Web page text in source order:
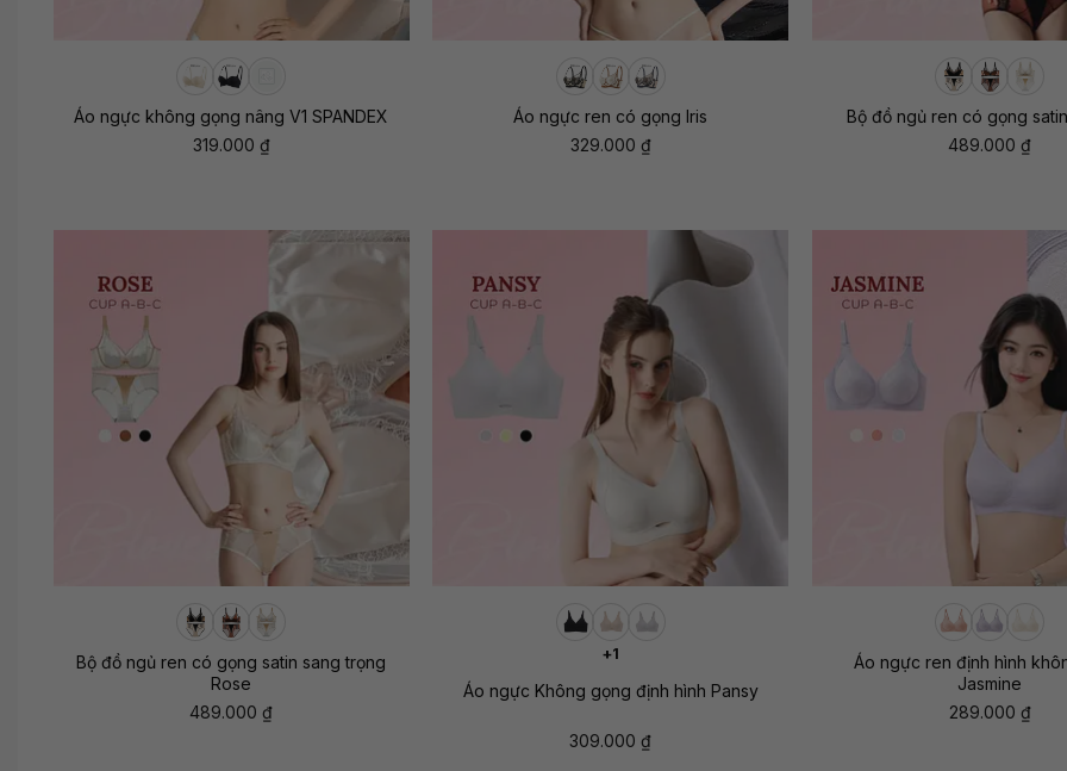
Áo ngực không gọng nâng V1 SPANDEX
319.000 ₫
Áo ngực ren có gọng Iris
329.000 ₫
Bộ đồ ngủ ren có gọng
489.000₫
Bộ đồ ngủ ren có gọng satin sang trọng
Rose
489.000₫
+1
Áo ngực Không gọng định hình Pansy
309.000₫
Áo ngực ren định hình
Jasmine
289.000 ₫